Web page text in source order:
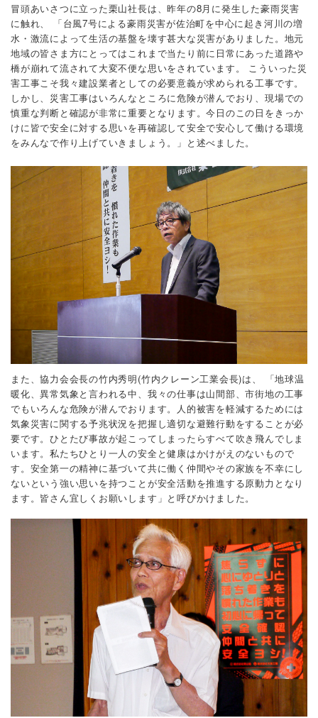
冒頭あいさつに立った栗山社長は、昨年の8月に発生した豪雨災害
に触れ、
「台風7号による豪雨災害が佐治町を中心に起き河川の増
水・激流によって生活の基盤を壊す甚大な災害がありました。地元
地域の皆さま方にとってはこれまで当たり前に日常にあった道路や
橋が崩れて流されて大変不便な思いをされています。
こういった災
害工事こそ我々建設業者としての必要意義が求められる工事です。
しかし、災害工事はいろんなところに危険が潜んでおり、現場での
慎重な判断と確認が非常に重要となります。今日のこの日をきっか
けに皆で安全に対する思いを再確認して安全で安心して働ける環境
をみんなで作り上げていきましょう。」と述べました。
また、協力会会長の竹内秀明(竹内クレーン工業会長)は、
「地球温
暖化、異常気象と言われる中、我々の仕事は山間部、市街地の工事
でもいろんな危険が潜んでおります。人的被害を軽減するためには
気象災害に関する予兆状況を把握し適切な避難行動をすることが必
要です。ひとたび事故が起こってしまったらすべて吹き飛んでしま
います。私たちひとり一人の安全と健康はかけがえのないもので
す。安全第一の精神に基づいて共に働く仲間やその家族を不幸にし
ないという強い思いを持つことが安全活動を推進する原動力となり
ます。皆さん宜しくお願いします」と呼びかけました。